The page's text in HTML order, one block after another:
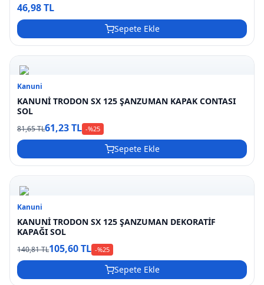
46,98 TL
Sepete Ekle
Kanuni
KANUNİ TRODON SX 125 ŞANZUMAN KAPAK CONTASI
SOL
81,65 TL61,23 TL -%25
Sepete Ekle
Kanuni
KANUNİ TRODON SX 125 ŞANZUMAN DEKORATİF
KAPAĞI SOL
140,81 TL105,60 TL -%25
Sepete Ekle